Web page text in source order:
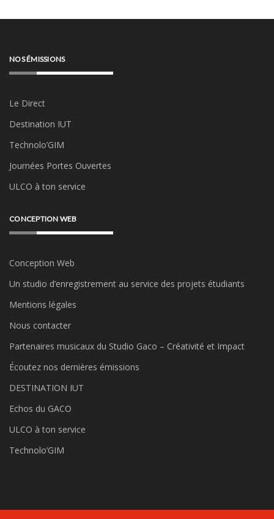
NOS ÉMISSIONS
Le Direct
Destination IUT
Technolo’GIM
Journées Portes Ouvertes
ULCO à ton service
CONCEPTION WEB
Conception Web
Un studio d’enregistrement au service des projets étudiants
Mentions légales
Nous contacter
Partenaires musicaux du Studio Gaco – Créativité et Impact
Écoutez nos dernières émissions
DESTINATION IUT
Echos du GACO
ULCO à ton service
Technolo’GIM